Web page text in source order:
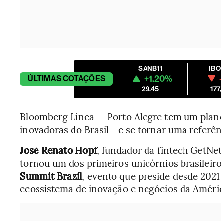
ÚLTIMASCOTAÇÕES
SANB11
+1.20%
29.45
Bloomberg Línea — Porto Alegre tem um
inovadoras do Brasil - e se tornar uma
José Renato Hopf, fundador da fintech
tornou um dos primeiros unicórnios
Summit Brazil, evento que preside desde
ecossistema de inovação e negócios da